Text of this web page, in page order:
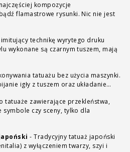
kompozycje
flamastrowe rysunki. Nic nie jest
technikę wyrytego druku
wykonane są czarnym tuszem, mają
tatuażu bez użycia maszynki.
igły z tuszem oraz układanie…
tatuaże zawierające przekleństwa,
symbole czy sceny, tylko dla
- Tradycyjny tatuaż japoński
z wyłączeniem twarzy, szyi i